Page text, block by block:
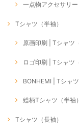
一点物アクセサリー
Tシャツ（半袖）
原画印刷 | Tシャツ
ロゴ印刷 | Tシャツ
BONHEMI | Tシャツ
総柄Tシャツ（半袖）
Tシャツ（長袖）